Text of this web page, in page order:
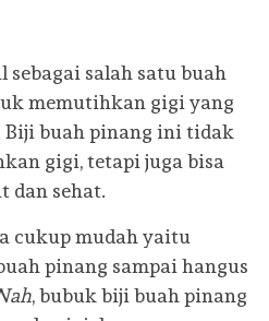
salah satu buah
memutihkan gigi yang
buah pinang ini tidak
gigi, tetapi juga bisa
dan sehat.
cukup mudah yaitu
pinang sampai hangus
, bubuk biji buah pinang